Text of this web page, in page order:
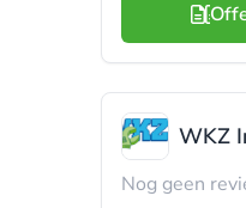
WKZ
Nog geen